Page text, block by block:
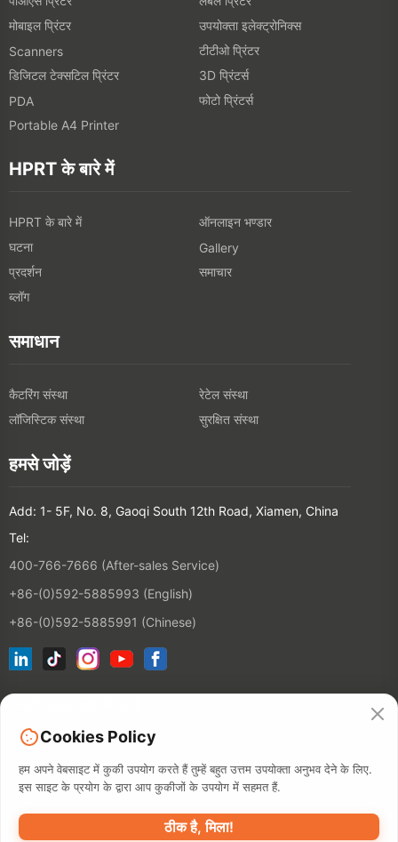
मोबाइल प्रिंटर
उपयोक्ता इलेक्ट्रोनिक्स
Scanners
टीटीओ प्रिंटर
डिजिटल टेक्सटिल प्रिंटर
3D प्रिंटर्स
PDA
फोटो प्रिंटर्स
Portable A4 Printer
HPRT के बारे में
HPRT के बारे में
ऑनलाइन भण्डार
घटना
Gallery
प्रदर्शन
समाचार
ब्लॉग
समाधान
कैटरिंग संस्था
रेटेल संस्था
लॉजिस्टिक संस्था
सुरक्षित संस्था
हमसे जोड़ें
Add: 1- 5F, No. 8, Gaoqi South 12th Road, Xiamen, China
Tel:
400-766-7666 (After-sales Service)
+86-(0)592-5885993 (English)
+86-(0)592-5885991 (Chinese)
Cookies Policy
हम अपने वेबसाइट में कुकी उपयोग करते हैं तुम्हें बहुत उत्तम उपयोक्ता अनुभव देने के लिए.
इस साइट के प्रयोग के द्वारा आप कुकीजों के उपयोग में सहमत हैं.
ठीक है, मिला!